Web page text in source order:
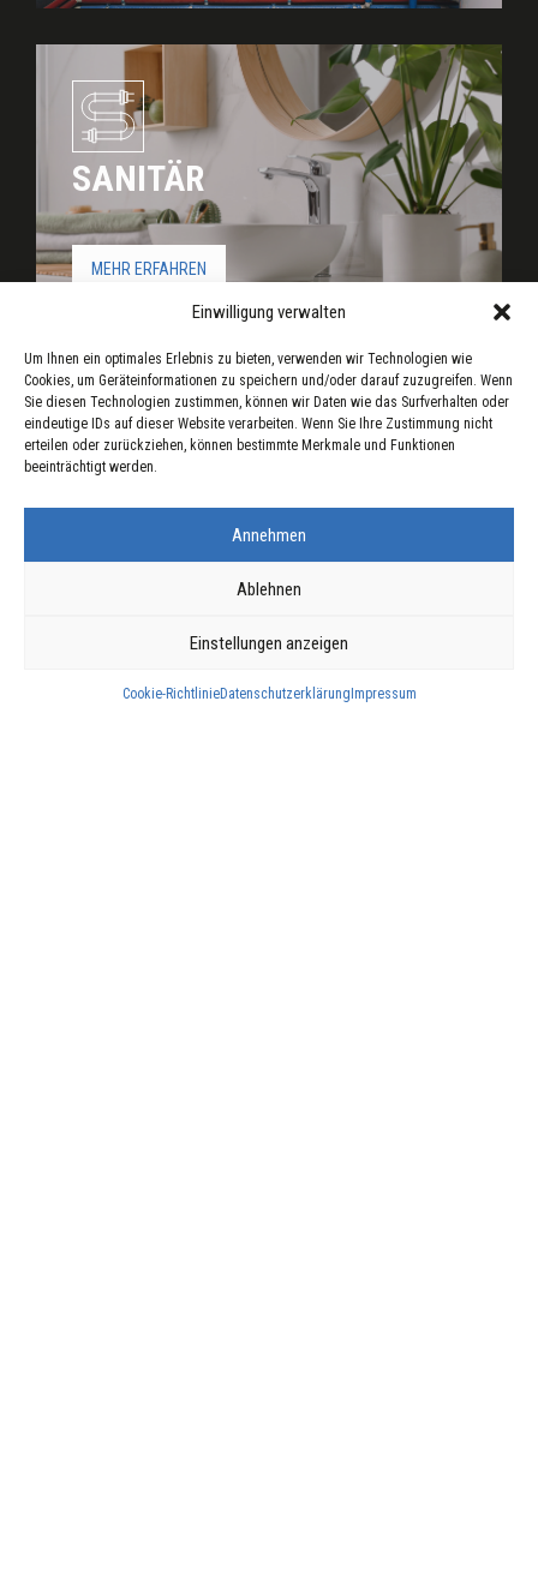
Einwilligung verwalten
Um Ihnen ein optimales Erlebnis zu bieten, verwenden wir Technologien wie
Cookies, um Geräteinformationen zu speichern und/oder darauf zuzugreifen. Wenn
Sie diesen Technologien zustimmen, können wir Daten wie das Surfverhalten oder
eindeutige IDs auf dieser Website verarbeiten. Wenn Sie Ihre Zustimmung nicht
erteilen oder zurückziehen, können bestimmte Merkmale und Funktionen
beeinträchtigt werden.
Annehmen
Ablehnen
Einstellungen anzeigen
Cookie-RichtlinieDatenschutzerklärung Impressum
SANITÄR
MEHR ERFAHREN
LÜFTUNG